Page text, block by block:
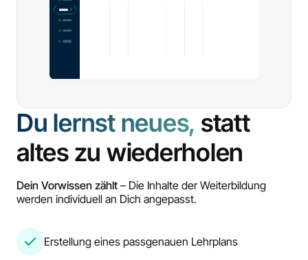
Du lernst neues, statt
altes zu wiederholen
Dein Vorwissen zählt – Die Inhalte der Weiterbildung
werden individuell an Dich angepasst.
Erstellung eines passgenauen Lehrplans